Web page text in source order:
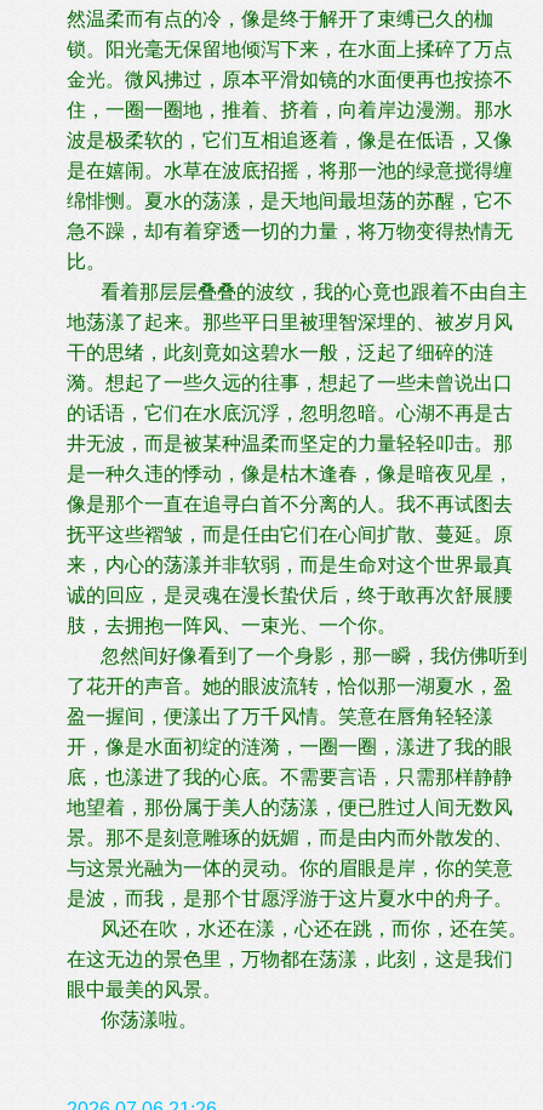
然温柔而有点的冷，像是终于解开了束缚已久的枷
锁。阳光毫无保留地倾泻下来，在水面上揉碎了万点
金光。微风拂过，原本平滑如镜的水面便再也按捺不
住，一圈一圈地，推着、挤着，向着岸边漫溯。那水
波是极柔软的，它们互相追逐着，像是在低语，又像
是在嬉闹。水草在波底招摇，将那一池的绿意搅得缠
绵悱恻。夏水的荡漾，是天地间最坦荡的苏醒，它不
急不躁，却有着穿透一切的力量，将万物变得热情无
比。
看着那层层叠叠的波纹，我的心竟也跟着不由自主
地荡漾了起来。那些平日里被理智深埋的、被岁月风
干的思绪，此刻竟如这碧水一般，泛起了细碎的涟
漪。想起了一些久远的往事，想起了一些未曾说出口
的话语，它们在水底沉浮，忽明忽暗。心湖不再是古
井无波，而是被某种温柔而坚定的力量轻轻叩击。那
是一种久违的悸动，像是枯木逢春，像是暗夜见星，
像是那个一直在追寻白首不分离的人。我不再试图去
抚平这些褶皱，而是任由它们在心间扩散、蔓延。原
来，内心的荡漾并非软弱，而是生命对这个世界最真
诚的回应，是灵魂在漫长蛰伏后，终于敢再次舒展腰
肢，去拥抱一阵风、一束光、一个你。
忽然间好像看到了一个身影，那一瞬，我仿佛听到
了花开的声音。她的眼波流转，恰似那一湖夏水，盈
盈一握间，便漾出了万千风情。笑意在唇角轻轻漾
开，像是水面初绽的涟漪，一圈一圈，漾进了我的眼
底，也漾进了我的心底。不需要言语，只需那样静静
地望着，那份属于美人的荡漾，便已胜过人间无数风
景。那不是刻意雕琢的妩媚，而是由内而外散发的、
与这景光融为一体的灵动。你的眉眼是岸，你的笑意
是波，而我，是那个甘愿浮游于这片夏水中的舟子。
风还在吹，水还在漾，心还在跳，而你，还在笑。
在这无边的景色里，万物都在荡漾，此刻，这是我们
眼中最美的风景。
你荡漾啦。